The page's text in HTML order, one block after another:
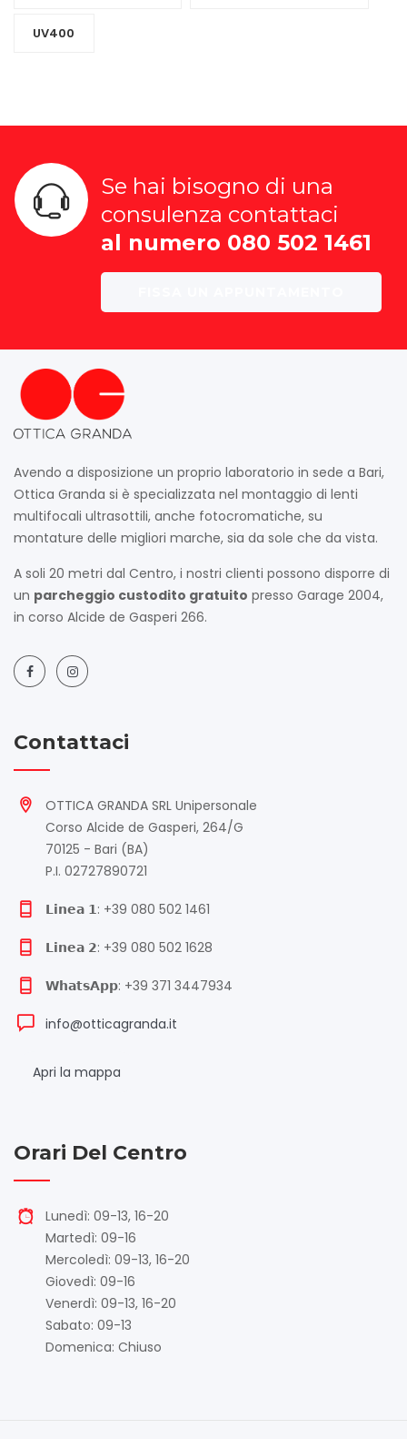
UV400
Se hai bisogno di una
consulenza contattaci
al numero 080 502 1461
Avendo a disposizione un proprio laboratorio in sede a Bari,
Ottica Granda si è specializzata nel montaggio di lenti
multifocali ultrasottili, anche fotocromatiche, su
montature delle migliori marche, sia da sole che da vista.
A soli 20 metri dal Centro, i nostri clienti possono disporre di
un parcheggio custodito gratuito presso Garage 2004,
in corso Alcide de Gasperi 266.
Contattaci
OTTICA GRANDA SRL Unipersonale
Corso Alcide de Gasperi, 264/G
70125 - Bari (BA)
P.I. 02727890721
𝗟𝗶𝗻𝗲𝗮 𝟭: +39 080 502 1461
𝗟𝗶𝗻𝗲𝗮 𝟮: +39 080 502 1628
𝗪𝗵𝗮𝘁𝘀𝗔𝗽𝗽: +39 371 3447934
info@otticagranda.it
Apri la mappa
Orari Del Centro
Lunedì: 09-13, 16-20
Martedì: 09-16
Mercoledì: 09-13, 16-20
Giovedì: 09-16
Venerdì: 09-13, 16-20
Sabato: 09-13
Domenica: Chiuso